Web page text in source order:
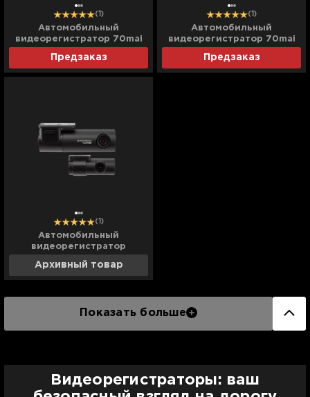
(1)
Автомобильный
видеорегистратор 70mai
(Global)
Предзаказ
(1)
Автомобильный
видеорегистратор 70mai
(Global)
Предзаказ
(1)
Автомобильный
видеорегистратор
(UA)
Архивный товар
Показать больше
Видеорегистраторы: ваш